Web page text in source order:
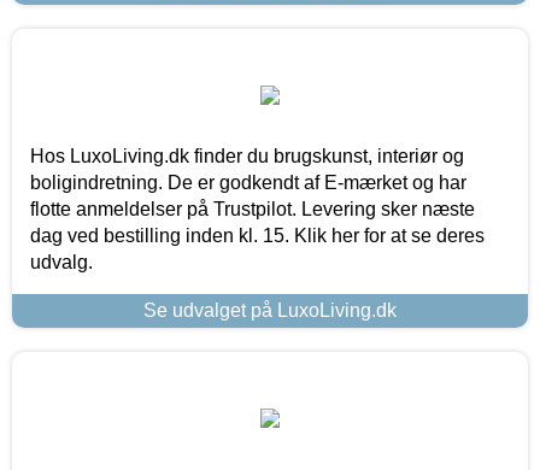
Hos LuxoLiving.dk finder du brugskunst, interiør og
boligindretning. De er godkendt af E-mærket og har
flotte anmeldelser på Trustpilot. Levering sker næste
dag ved bestilling inden kl. 15. Klik her for at se deres
udvalg.
Se udvalget på LuxoLiving.dk